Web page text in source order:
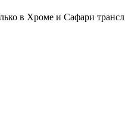
в Хроме и Сафари